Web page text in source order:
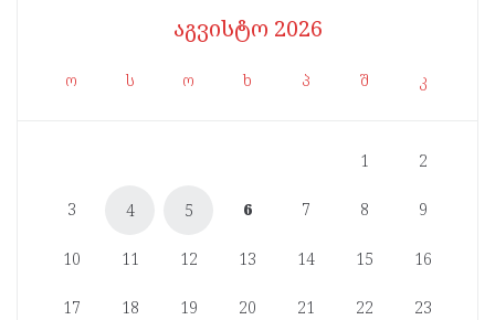
აგვისტო 2026
ო ს ო ხ პ შ კ
1 2
3 4 5 6 7 8 9
10 11 12 13 14 15 16
17 18 19 20 21 22 23